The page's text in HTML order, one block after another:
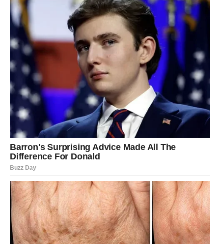
Jednostavno –
povlači granicu. I ona je čvrsta.
Na poslovnom planu, Jarac prestaje da bude oslonac
onima koji ga ne poštuju. Više ne prihvata dogovore koji
nemaju jasne temelje i ne veruje rečima bez dela. Ako
vidi da nešto nema integritet – izlazi iz toga, čak i ako je
ulagao godinama.
U privatnom životu, Jarac više ne ostaje iz dužnosti ili
navike. Ako nema iskrenosti i uzajamnog poštovanja – on
odlazi, ali sa dostojanstvom koje se pamti.
Najveća snaga Jarca u ovom periodu:mir koji dolazi
kada prestanete da se dokazujete pogrešnim ljudima.
Poruka za Jarca:ne gubite ništa vredno. Samo čistite put
ka onome što jeste.